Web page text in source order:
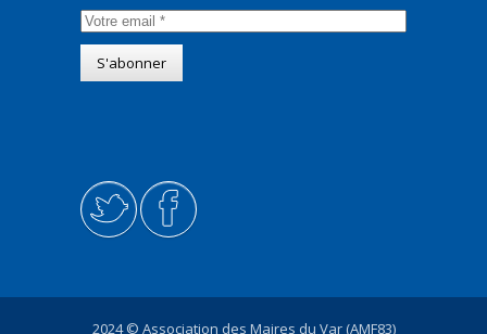
2024 © Association des Maires du Var (AMF83)